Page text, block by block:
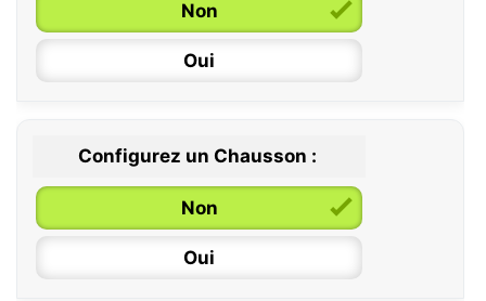
Non
Oui
0 / 6 mois
6 / 12 mois
12 / 18 mois
Configurez un Chausson :
Non
Oui